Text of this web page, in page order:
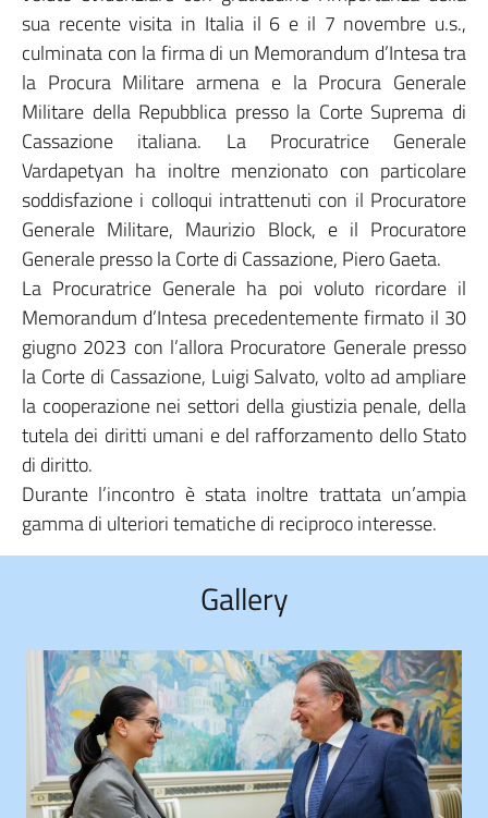
sua recente visita in Italia il 6 e il 7 novembre u.s.,
culminata con la firma di un Memorandum d’Intesa tra
la Procura Militare armena e la Procura Generale
Militare della Repubblica presso la Corte Suprema di
Cassazione italiana. La Procuratrice Generale
Vardapetyan ha inoltre menzionato con particolare
soddisfazione i colloqui intrattenuti con il Procuratore
Generale Militare, Maurizio Block, e il Procuratore
Generale presso la Corte di Cassazione, Piero Gaeta.
La Procuratrice Generale ha poi voluto ricordare il
Memorandum d’Intesa precedentemente firmato il 30
giugno 2023 con l’allora Procuratore Generale presso
la Corte di Cassazione, Luigi Salvato, volto ad ampliare
la cooperazione nei settori della giustizia penale, della
tutela dei diritti umani e del rafforzamento dello Stato
di diritto.
Durante l’incontro è stata inoltre trattata un’ampia
gamma di ulteriori tematiche di reciproco interesse.
Gallery